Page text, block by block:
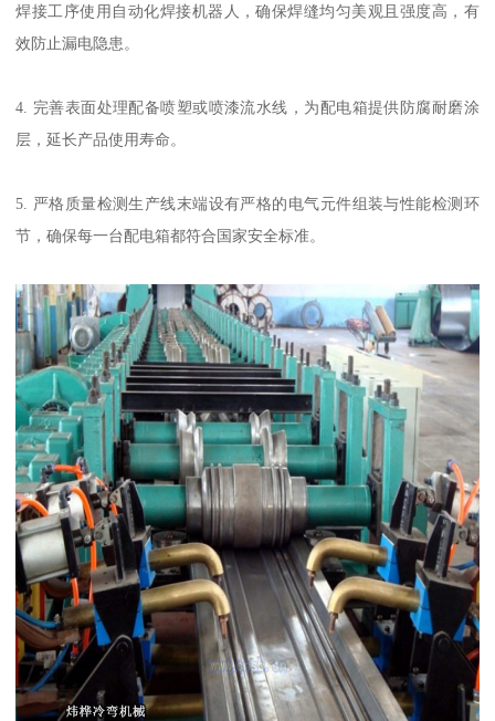
焊接工序使用自动化焊接机器人，确保焊缝均匀美观且强度高，有
效防止漏电隐患。
4. 完善表面处理配备喷塑或喷漆流水线，为配电箱提供防腐耐磨涂
层，延长产品使用寿命。
5. 严格质量检测生产线末端设有严格的电气元件组装与性能检测环
节，确保每一台配电箱都符合国家安全标准。